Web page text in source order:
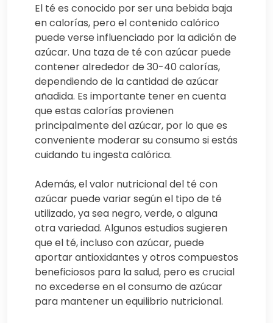
El té es conocido por ser una bebida baja
en calorías, pero el contenido calórico
puede verse influenciado por la adición de
azúcar. Una taza de té con azúcar puede
contener alrededor de 30-40 calorías,
dependiendo de la cantidad de azúcar
añadida. Es importante tener en cuenta
que estas calorías provienen
principalmente del azúcar, por lo que es
conveniente moderar su consumo si estás
cuidando tu ingesta calórica.
Además, el valor nutricional del té con
azúcar puede variar según el tipo de té
utilizado, ya sea negro, verde, o alguna
otra variedad. Algunos estudios sugieren
que el té, incluso con azúcar, puede
aportar antioxidantes y otros compuestos
beneficiosos para la salud, pero es crucial
no excederse en el consumo de azúcar
para mantener un equilibrio nutricional.